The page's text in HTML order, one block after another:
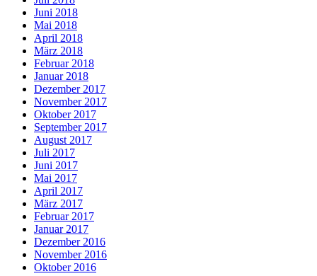
Juni 2018
Mai 2018
April 2018
März 2018
Februar 2018
Januar 2018
Dezember 2017
November 2017
Oktober 2017
September 2017
August 2017
Juli 2017
Juni 2017
Mai 2017
April 2017
März 2017
Februar 2017
Januar 2017
Dezember 2016
November 2016
Oktober 2016